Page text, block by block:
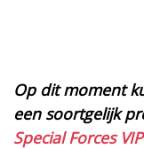
Op dit moment
een soortgelijk
Special Forces